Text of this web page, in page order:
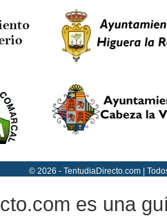
© 2026 - TentudiaDirecto.com |
es una